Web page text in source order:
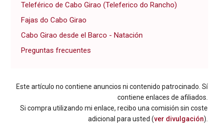
Teleférico de Cabo Girao (Teleferico do Rancho)
Fajas do Cabo Girao
Cabo Girao desde el Barco - Natación
Preguntas frecuentes
Este artículo no contiene anuncios ni contenido patrocinado. Sí
contiene enlaces de afiliados.
Si compra utilizando mi enlace, recibo una comisión sin coste
adicional para usted (ver divulgación).